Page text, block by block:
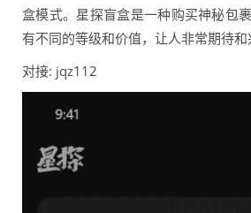
盒模式。星探盲盒是一种购买神秘包
有不同的等级和价值，让人非常期待和
对接: jqz112